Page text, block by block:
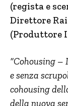
(regista e
Direttore Rai
(Produttore
“Cohousing –
e senza
cohousing
della nuova